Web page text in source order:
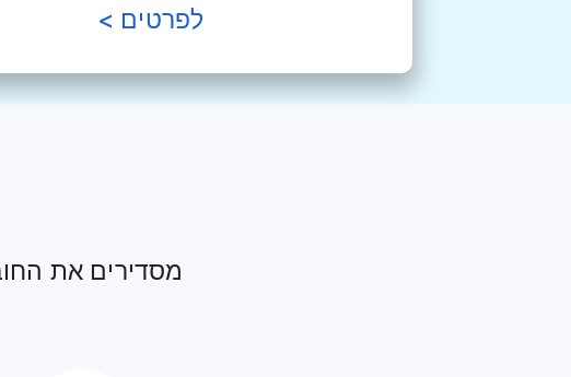
לפרטים >
מסדירים את